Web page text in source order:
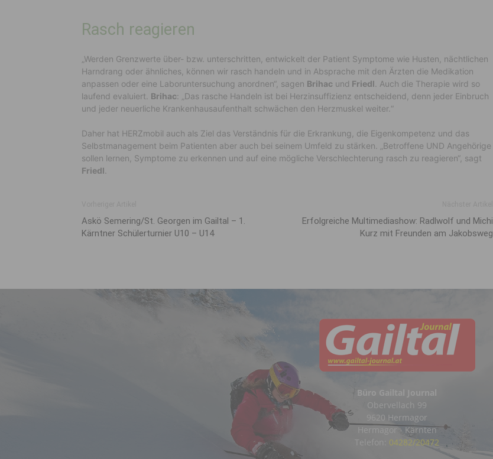
Rasch reagieren
„Werden Grenzwerte über- bzw. unterschritten, entwickelt der Patient Symptome wie Husten, nächtlichen
Harndrang oder ähnliches, können wir rasch handeln und in Absprache mit den Ärzten die Medikation
anpassen oder eine Laboruntersuchung anordnen“, sagen Brihac und Friedl . Auch die Therapie wird so
laufend evaluiert. Brihac: „Das rasche Handeln ist bei Herzinsuffizienz entscheidend, denn jeder Einbruch
und jeder neuerliche Krankenhausaufenthalt schwächen den Herzmuskel weiter.“
Daher hat HERZmobil auch als Ziel das Verständnis für die Erkrankung, die Eigenkompetenz und das
Selbstmanagement beim Patienten aber auch bei seinem Umfeld zu stärken. „Betroffene UND Angehörige
sollen lernen, Symptome zu erkennen und auf eine mögliche Verschlechterung rasch zu reagieren“, sagt
Friedl
Askö Semering/St. Georgen im Gailtal – 1.
Kärntner Schülerturnier U10 – U14
Erfolgreiche Multimediashow: Radlwolf und Michi
Kurz mit Freunden am Jakobsweg
Büro Gailtal Journal
Obervellach 99
9620 Hermagor
Hermagor - Kärnten
Telefon: 04282/20472